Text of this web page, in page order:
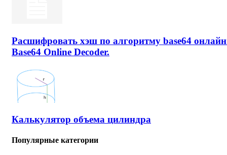
Расшифровать хэш по алгоритму base64
Base64 Online Decoder.
Калькулятор объема цилиндра
Популярные категории